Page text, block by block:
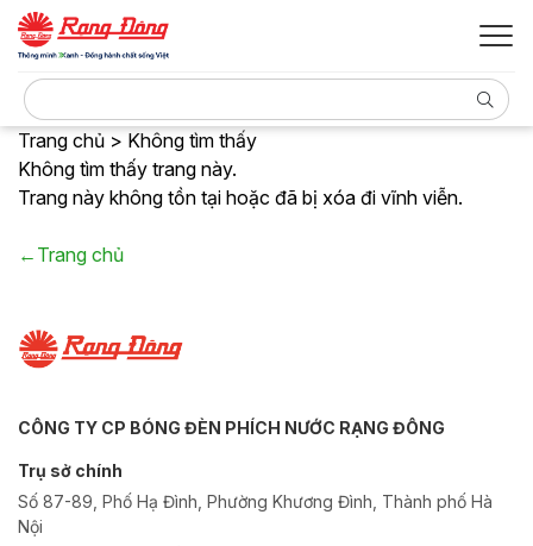
Trang chủ > Không tìm thấy
Không tìm thấy trang này.
Trang này không tồn tại hoặc đã bị xóa đi vĩnh viễn.
←Trang chủ
CÔNG TY CP BÓNG ĐÈN PHÍCH NƯỚC RẠNG ĐÔNG
Trụ sở chính
Số 87-89, Phố Hạ Đình, Phường Khương Đình, Thành phố Hà
Nội